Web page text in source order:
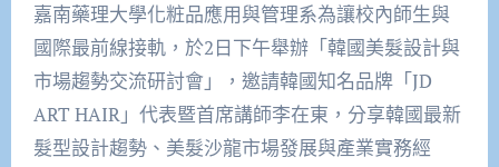
嘉南藥理大學化粧品應用與管理系為讓校內師生與
國際最前線接軌，於2日下午舉辦「韓國美髮設計與
市場趨勢交流研討會」，邀請韓國知名品牌「JD
ART HAIR」代表暨首席講師李在東，分享韓國最新
髮型設計趨勢、美髮沙龍市場發展與產業實務經